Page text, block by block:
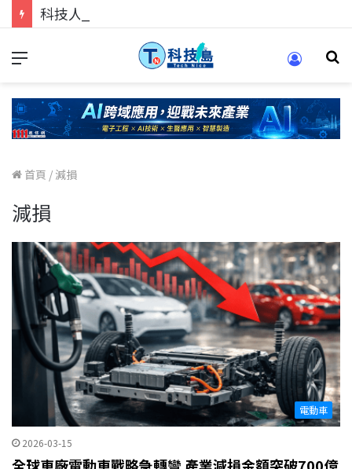
首頁 / 減損
減損
電動車
2026-03-15